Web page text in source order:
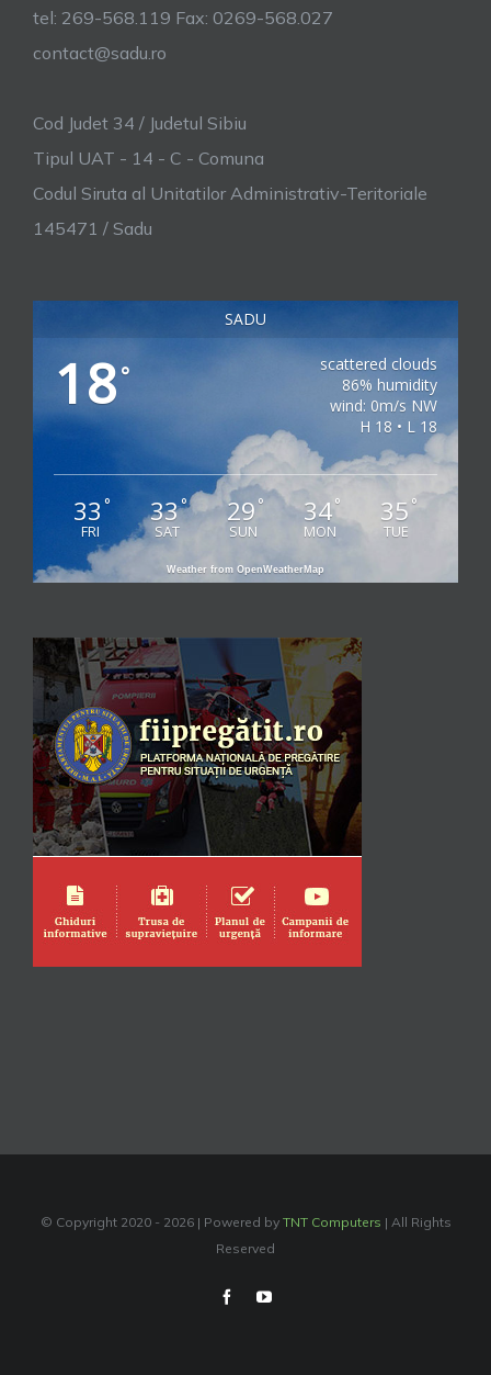
tel: 269-568.119 Fax: 0269-568.027
contact@sadu.ro
Cod Judet 34 / Judetul Sibiu
Tipul UAT - 14 - C - Comuna
Codul Siruta al Unitatilor Administrativ-Teritoriale
145471 / Sadu
SADU
18°
scattered clouds
86% humidity
wind: 0m/s NW
H 18 • L 18
33 °
FRI
33°
SAT
29°
SUN
34°
MON
35 °
TUE
Weather from OpenWeatherMap
© Copyright 2020 - 2026 | Powered by TNT Computers | All Rights
Reserved
FacebookYouTube